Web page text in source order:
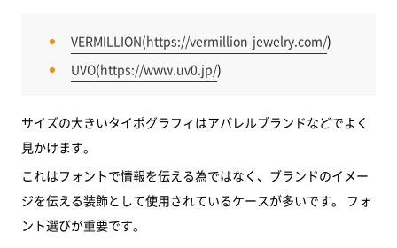
VERMILLION(https://vermillion-jewelry.com/)
UVO(https://www.uv0.jp/)
サイズの大きいタイポグラフィはアパレルブランドなどでよく
見かけます。
これはフォントで情報を伝える為ではなく、ブランドのイメー
ジを伝える装飾として使用されているケースが多いです。 フォ
ント選びが重要です。